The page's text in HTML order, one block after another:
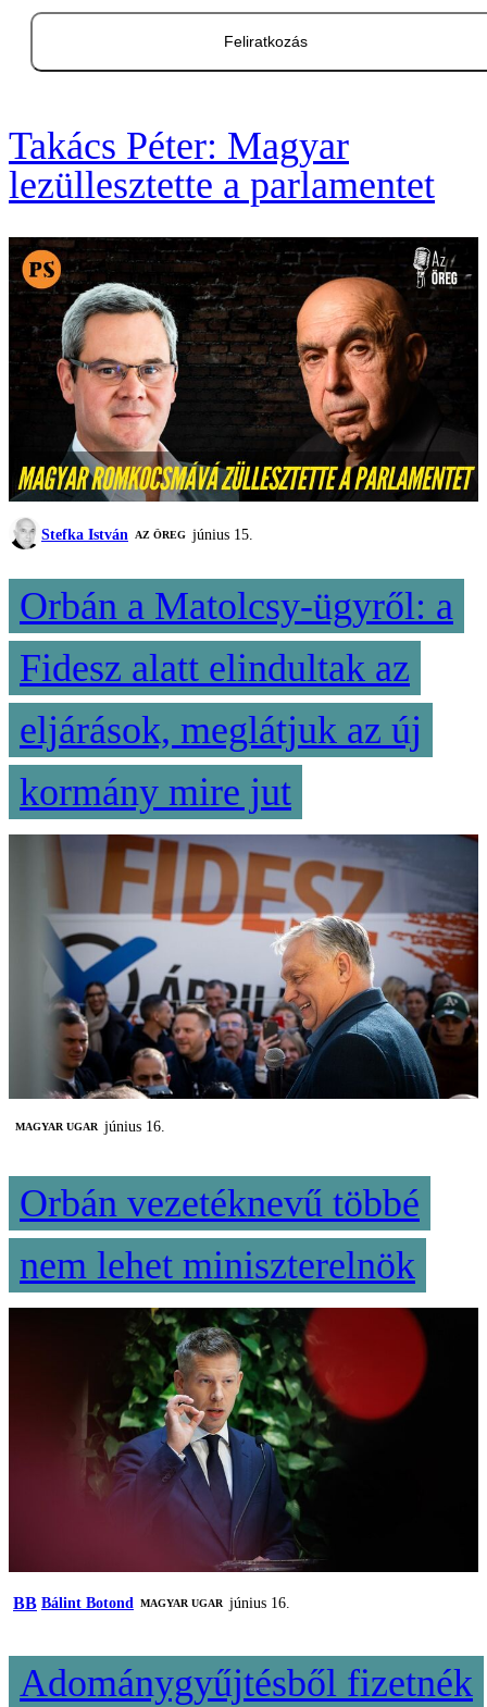
Feliratkozás
Takács Péter: Magyar
lezüllesztette a parlamentet
Stefka István AZ ÖREG június 15.
Orbán a Matolcsy-ügyről: a
Fidesz alatt elindultak az
eljárások, meglátjuk az új
kormány mire jut
MAGYAR UGAR június 16.
Orbán vezetéknevű többé
nem lehet miniszterelnök
BB Bálint Botond MAGYAR UGAR június 16.
Adománygyűjtésből fizetnék